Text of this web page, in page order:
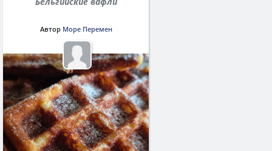
Автор Море Перемен